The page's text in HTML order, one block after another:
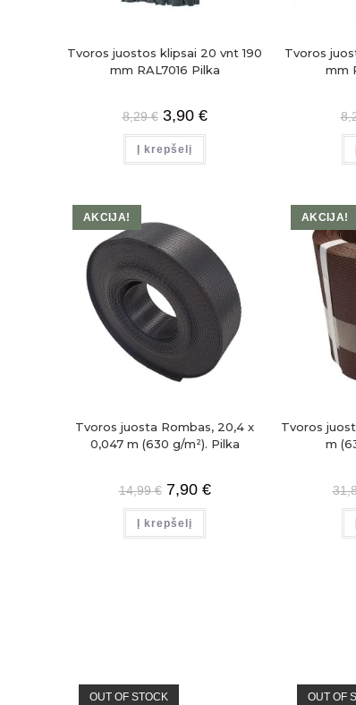
Tvoros juostos klipsai 20 vnt 190
mm RAL7016 Pilka
8,29€ 3,90 €
Į krepšelį
Tvoros
mm
AKCIJA!
Tvoros juosta Rombas, 20,4 x
0,047 m (630 g/m²). Pilka
14,99€ 7,90 €
Į krepšelį
AKCIJA!
Tvoros
m
OUT OF STOCK OUT OF